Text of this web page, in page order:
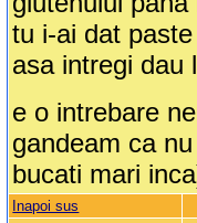
tu i-ai dat
asa intregi dau
e o intrebare
gandeam ca
bucati mari
Inapoi sus